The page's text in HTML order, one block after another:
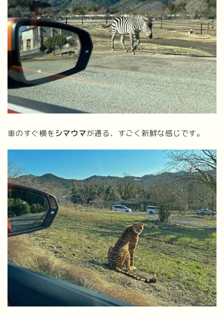
車のすぐ横を シマウマが通る、すごく新鮮な感じです。